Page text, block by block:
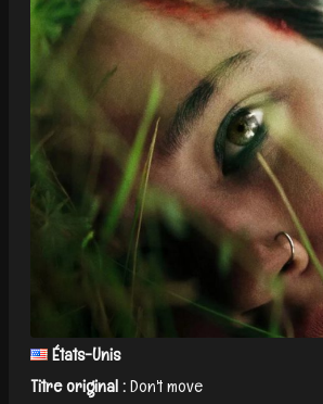
États-Unis
Titre original :Don't move